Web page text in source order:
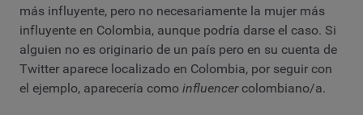
más influyente, pero no necesariamente la mujer más
influyente en Colombia, aunque podría darse el caso. Si
alguien no es originario de un país pero en su cuenta de
Twitter aparece localizado en Colombia, por seguir con
el ejemplo, aparecería como influencercolombiano/a.